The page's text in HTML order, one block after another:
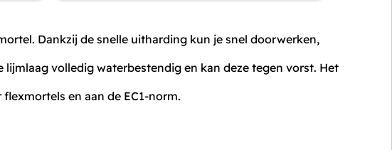
Dankzij de snelle uitharding kun je snel doorwerken,
volledig waterbestendig en kan deze tegen vorst. Het
en aan de EC1-norm.